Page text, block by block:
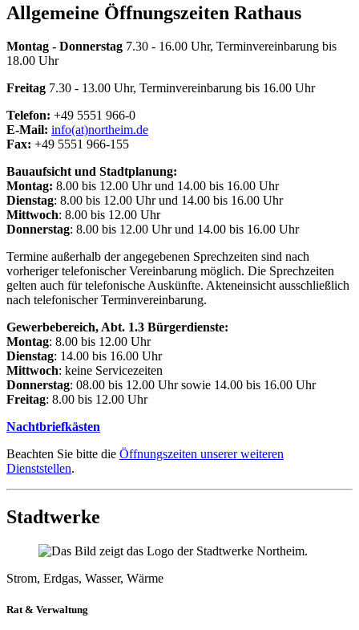
Allgemeine Öffnungszeiten Rathaus
Montag - Donnerstag 7.30 - 16.00 Uhr, Terminvereinbarung bis
18.00 Uhr
Freitag 7.30 - 13.00 Uhr, Terminvereinbarung bis 16.00 Uhr
Telefon: +49 5551 966-0
E-Mail: info(at)northeim.de
Fax: +49 5551 966-155
Bauaufsicht und Stadtplanung:
Montag: 8.00 bis 12.00 Uhr und 14.00 bis 16.00 Uhr
Dienstag: 8.00 bis 12.00 Uhr und 14.00 bis 16.00 Uhr
Mittwoch: 8.00 bis 12.00 Uhr
Donnerstag: 8.00 bis 12.00 Uhr und 14.00 bis 16.00 Uhr
Termine außerhalb der angegebenen Sprechzeiten sind nach
vorheriger telefonischer Vereinbarung möglich. Die Sprechzeiten
gelten auch für telefonische Auskünfte. Akteneinsicht ausschließlich
nach telefonischer Terminvereinbarung.
Gewerbebereich, Abt. 1.3 Bürgerdienste:
Montag: 8.00 bis 12.00 Uhr
Dienstag: 14.00 bis 16.00 Uhr
Mittwoch: keine Servicezeiten
Donnerstag: 08.00 bis 12.00 Uhr sowie 14.00 bis 16.00 Uhr
Freitag: 8.00 bis 12.00 Uhr
Nachtbriefkästen
Beachten Sie bitte die Öffnungszeiten unserer weiteren
Dienststellen.
Stadtwerke
Strom, Erdgas, Wasser, Wärme
Rat & Verwaltung